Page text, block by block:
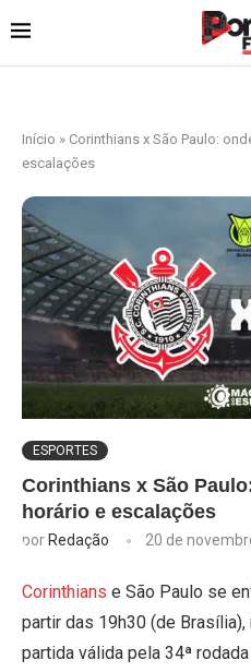
Início » Corinthians x São Paulo:
escalações
ESPORTES
Corinthians x São
horário e escalações
por Redação 20 de
Corinthians e São Paulo se
partir das 19h30 (de Brasília),
partida válida pela 34ª